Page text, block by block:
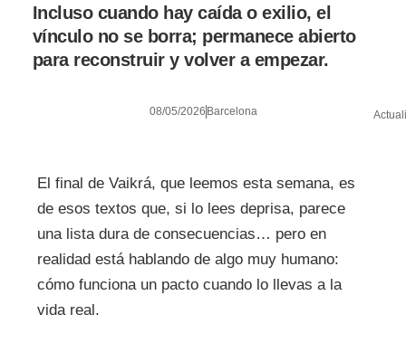
Incluso cuando hay caída o exilio, el
vínculo no se borra; permanece abierto
para reconstruir y volver a empezar.
08/05/2026 Barcelona
El final de Vaikrá, que leemos esta semana, es
de esos textos que, si lo lees deprisa, parece
una lista dura de consecuencias… pero en
realidad está hablando de algo muy humano:
cómo funciona un pacto cuando lo llevas a la
vida real.